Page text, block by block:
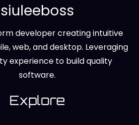
siuleeboss
developer creating intuitive
web, and desktop. Leveraging
experience to build quality
software.
Explore